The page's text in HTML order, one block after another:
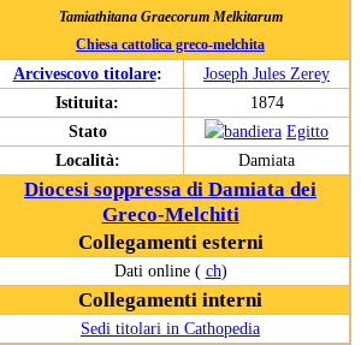
Tamiathitana Graecorum Melkitarum
Chiesa cattolica greco-melchita
Arcivescovo titolare:
Joseph Jules Zerey
Istituita:
1874
Stato
Egitto
Località:
Damiata
Diocesi soppressa di Damiata dei
Greco-Melchiti
Collegamenti esterni
Dati online ( ch)
Collegamenti interni
Sedi titolari in Cathopedia